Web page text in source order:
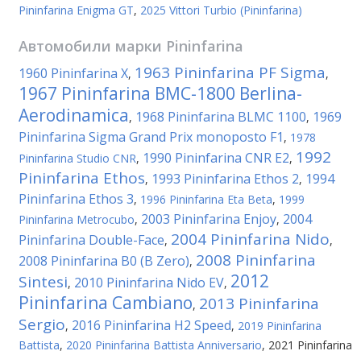
Pininfarina Enigma GT, 2025 Vittori Turbio (Pininfarina)
Автомобили марки Pininfarina
1960 Pininfarina X, 1963 Pininfarina PF Sigma,
1967 Pininfarina BMC-1800 Berlina-
Aerodinamica, 1968 Pininfarina BLMC 1100, 1969
Pininfarina Sigma Grand Prix monoposto F1 , 1978
Pininfarina Studio CNR, 1990 Pininfarina CNR E2, 1992
Pininfarina Ethos, 1993 Pininfarina Ethos 2, 1994
Pininfarina Ethos 3, 1996 Pininfarina Eta Beta, 1999
Pininfarina Metrocubo, 2003 Pininfarina Enjoy, 2004
Pininfarina Double-Face, 2004 Pininfarina Nido,
2008 Pininfarina B0 (B Zero), 2008 Pininfarina
Sintesi, 2010 Pininfarina Nido EV, 2012
Pininfarina Cambiano, 2013 Pininfarina
Sergio, 2016 Pininfarina H2 Speed, 2019 Pininfarina
Battista, 2020 Pininfarina Battista Anniversario, 2021 Pininfarina